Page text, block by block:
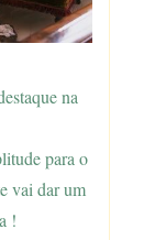
na
para o
vai dar um
!